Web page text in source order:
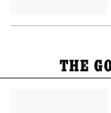
THE